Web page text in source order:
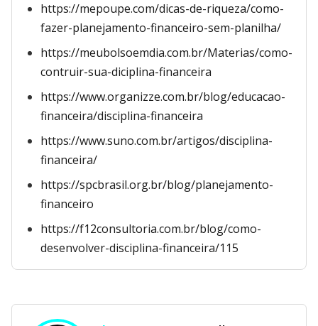
https://mepoupe.com/dicas-de-riqueza/como-
fazer-planejamento-financeiro-sem-planilha/
https://meubolsoemdia.com.br/Materias/como-
contruir-sua-diciplina-financeira
https://www.organizze.com.br/blog/educacao-
financeira/disciplina-financeira
https://www.suno.com.br/artigos/disciplina-
financeira/
https://spcbrasil.org.br/blog/planejamento-
financeiro
https://f12consultoria.com.br/blog/como-
desenvolver-disciplina-financeira/115